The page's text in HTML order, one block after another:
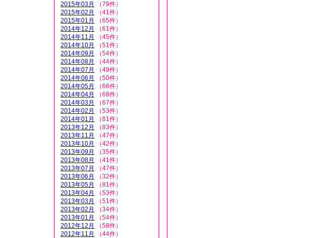
2015年03月
（79件）
2015年02月
（41件）
2015年01月
（65件）
2014年12月
（61件）
2014年11月
（45件）
2014年10月
（51件）
2014年09月
（54件）
2014年08月
（44件）
2014年07月
（49件）
2014年06月
（50件）
2014年05月
（66件）
2014年04月
（68件）
2014年03月
（67件）
2014年02月
（53件）
2014年01月
（81件）
2013年12月
（83件）
2013年11月
（47件）
2013年10月
（42件）
2013年09月
（35件）
2013年08月
（41件）
2013年07月
（47件）
2013年06月
（32件）
2013年05月
（81件）
2013年04月
（53件）
2013年03月
（51件）
2013年02月
（34件）
2013年01月
（54件）
2012年12月
（58件）
2012年11月
（44件）